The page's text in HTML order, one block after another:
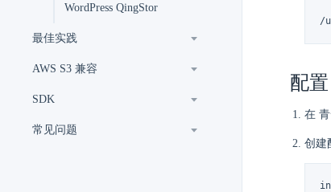
WordPress QingStor
最佳实践
AWS S3 兼容
SDK
常见问题
/
配置
在 青
创建